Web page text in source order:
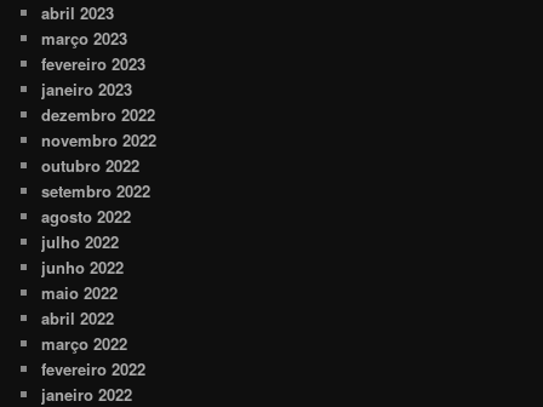
abril 2023
março 2023
fevereiro 2023
janeiro 2023
dezembro 2022
novembro 2022
outubro 2022
setembro 2022
agosto 2022
julho 2022
junho 2022
maio 2022
abril 2022
março 2022
fevereiro 2022
janeiro 2022